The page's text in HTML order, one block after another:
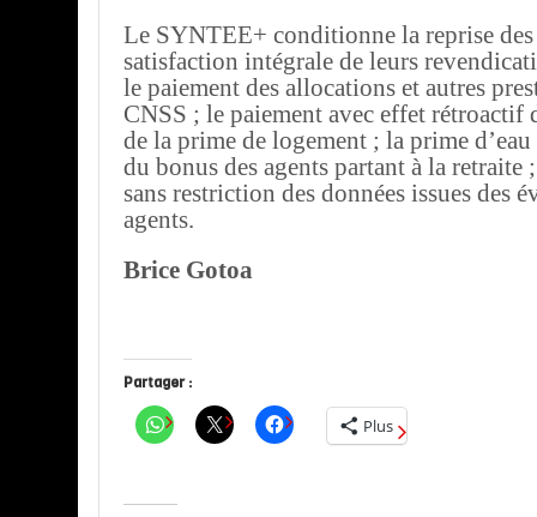
Le SYNTEE+ conditionne la reprise
satisfaction intégrale de leurs
le paiement des allocations et autres
CNSS ; le paiement avec effet rétroactif
de la prime de logement ; la prime
du bonus des agents partant à la retraite
sans restriction des données issues des
agents.
Brice Gotoa
Partager :
Plus